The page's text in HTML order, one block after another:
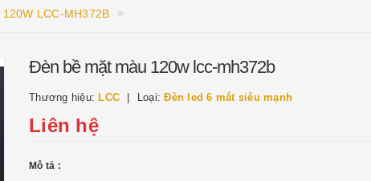
LCC-MH372B
Đèn bề mặt màu 120w lcc-mh372b
Thương hiệu: LCC Loại:Đèn led 6 mắt siêu mạnh
Liên hệ
Mô tả :